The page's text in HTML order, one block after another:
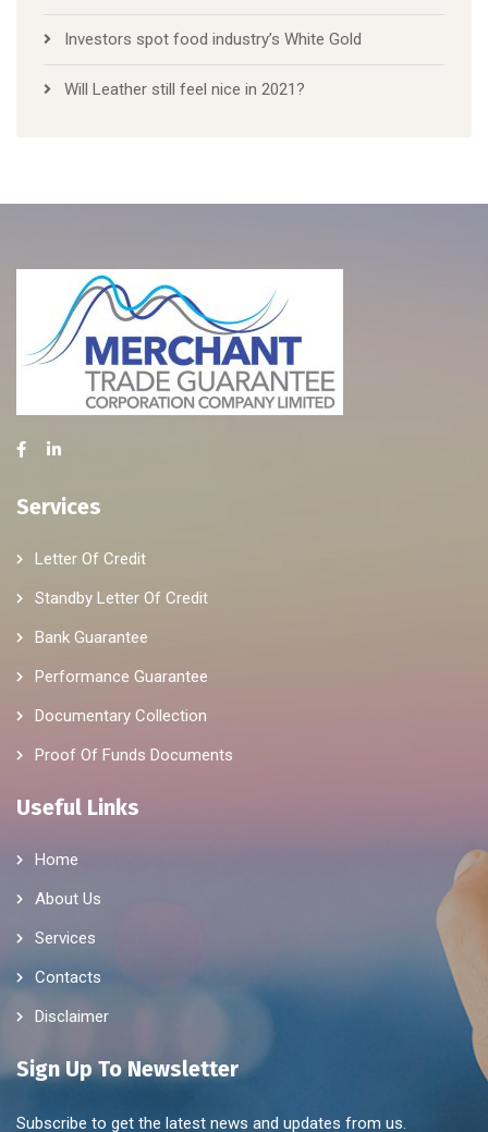
Investors spot food industry’s White Gold
Will Leather still feel nice in 2021?
Services
Letter Of Credit
Standby Letter Of Credit
Bank Guarantee
Performance Guarantee
Documentary Collection
Proof Of Funds Documents
Useful Links
Home
About Us
Services
Contacts
Disclaimer
Sign Up To Newsletter
Subscribe to get the latest news and updates from us.